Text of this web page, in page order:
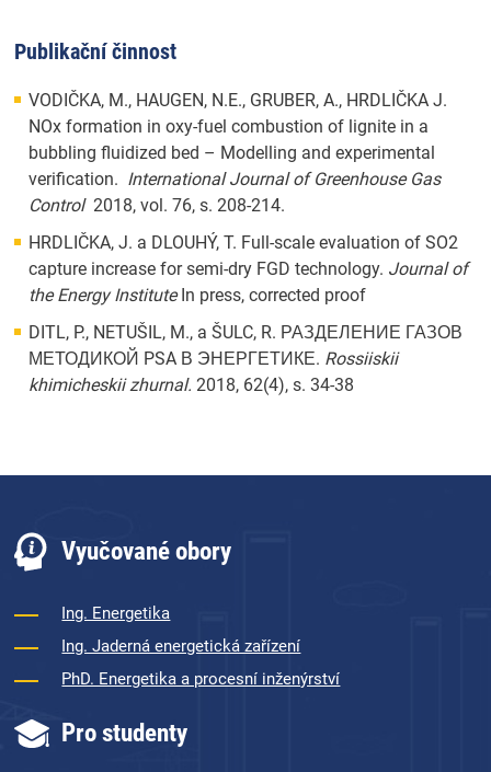
Publikační činnost
VODIČKA, M., HAUGEN, N.E., GRUBER, A., HRDLIČKA J.
NOx formation in oxy-fuel combustion of lignite in a
bubbling fluidized bed – Modelling and experimental
verification. International Journal of Greenhouse Gas
Control 2018, vol. 76, s. 208-214.
HRDLIČKA, J. a DLOUHÝ, T. Full-scale evaluation of SO2
capture increase for semi-dry FGD technology. Journal of
the Energy Institute In press, corrected proof
DITL, P., NETUŠIL, M., a ŠULC, R. РАЗДЕЛЕНИЕ ГАЗОВ
МЕТОДИКОЙ PSA В ЭНЕРГЕТИКЕ. Rossiiskii
khimicheskii zhurnal. 2018, 62(4), s. 34-38
Vyučované obory
Ing. Energetika
Ing. Jaderná energetická zařízení
PhD. Energetika a procesní inženýrství
Pro studenty